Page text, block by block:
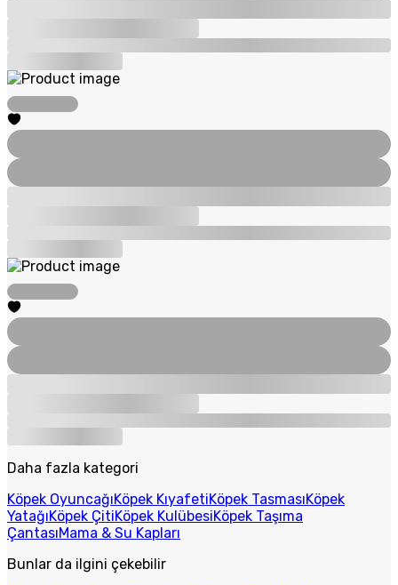
Daha fazla kategori
Köpek OyuncağıKöpek KıyafetiKöpek TasmasıKöpek
YatağıKöpek ÇitiKöpek KulübesiKöpek Taşıma
ÇantasıMama & Su Kapları
Bunlar da ilgini çekebilir